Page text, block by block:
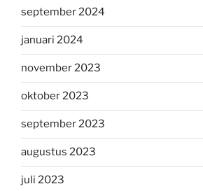
september 2024
januari 2024
november 2023
oktober 2023
september 2023
augustus 2023
juli 2023